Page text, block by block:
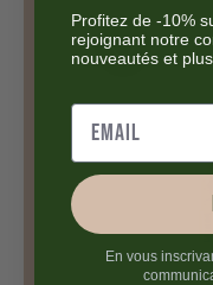
Profitez de -10%
rejoignant notre
nouveautés et
En vous